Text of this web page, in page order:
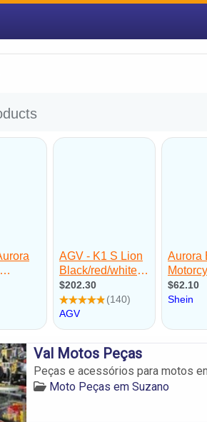
Val Motos Peças
Peças e acessórios para motos
Moto Peças em Suzano